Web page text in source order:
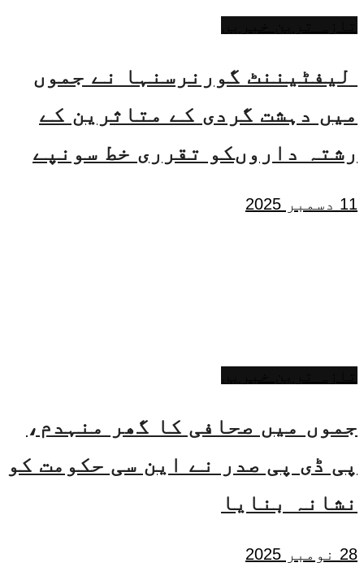
لیفٹیننٹ گورنرسنہا نے جموں
میں دہشت گردی کے متاثرین کے
رشتہ داروںکو تقرری خط سونپے
11 دسمبر 2025
جموں میں صحافی کا گھر منہدم،
پی ڈی پی صدر نے این سی حکومت کو
نشانہ بنایا
28 نومبر 2025